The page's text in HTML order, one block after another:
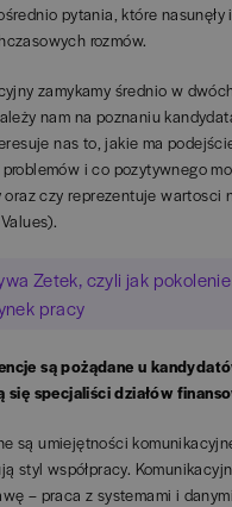
pytania, które nasunęły
rozmów.
zamykamy średnio w
nam na poznaniu
nas to, jakie ma
i co pozytywnego
oraz czy reprezentuje wartosci
Zetek, czyli jak
pracy
są pożądane u
się specjaliści działów
są umiejętności
styl współpracy.
– praca z systemami i danymi